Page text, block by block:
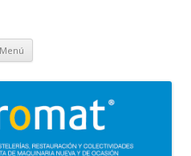
pastelerías, restauración y
Menú Saltar
contenido